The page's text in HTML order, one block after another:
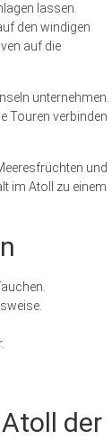
lassen.
den windigen
auf die
unternehmen.
Touren verbinden
und
im Atoll zu einem
der